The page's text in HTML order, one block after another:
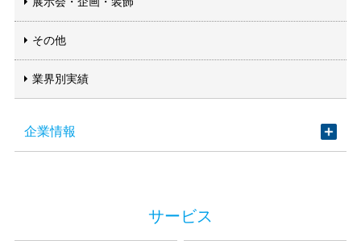
その他
業界別実績
企業情報